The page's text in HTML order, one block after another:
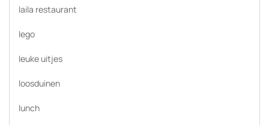
laila restaurant
lego
leuke uitjes
loosduinen
lunch